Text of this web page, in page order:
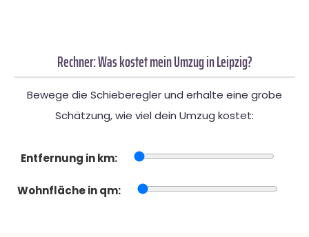
Rechner: Was kostet mein Umzug in Leipzig?
Bewege die Schieberegler und erhalte eine grobe
Schätzung, wie viel dein Umzug kostet:
Entfernung in km:
Wohnfläche in qm: